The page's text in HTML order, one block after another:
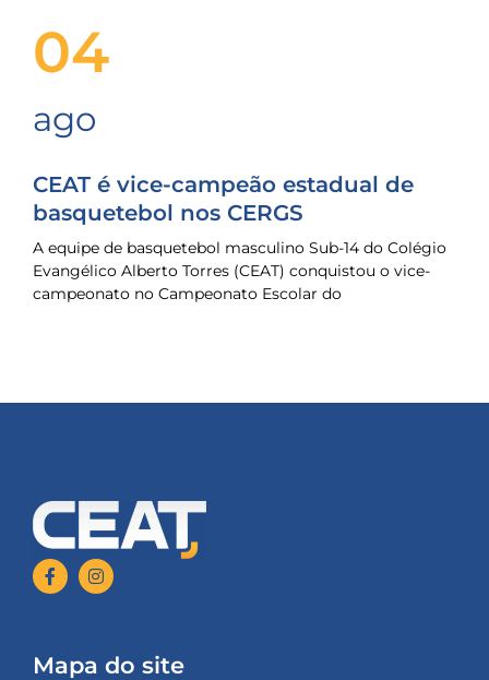
04
ago
CEAT é vice-campeão estadual de
basquetebol nos CERGS
A equipe de basquetebol masculino Sub-14 do Colégio
Evangélico Alberto Torres (CEAT) conquistou o vice-
campeonato no Campeonato Escolar do
Mapa do site